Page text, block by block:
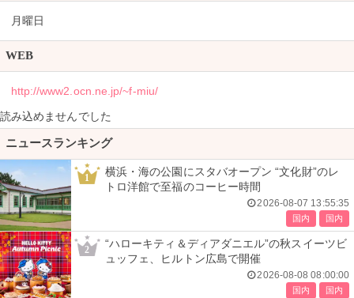
月曜日
WEB
http://www2.ocn.ne.jp/~f-miu/
読み込めませんでした
ニュースランキング
1
横浜・海の公園にスタバオープン “文化財”のレ
トロ洋館で至福のコーヒー時間
2026-08-07 13:55:35
国内 国内
2
“ハローキティ＆ディアダニエル”の秋スイーツビ
ュッフェ、ヒルトン広島で開催
2026-08-08 08:00:00
国内 国内